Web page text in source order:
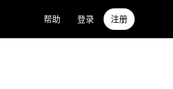
帮助 登录 注册